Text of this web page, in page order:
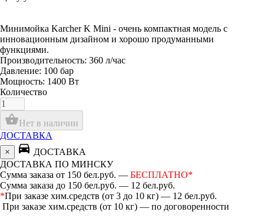
Минимойка Karcher K Mini - очень компактная модель с
инновационным дизайном и хорошо продуманными
функциями.
Производительность: 360 л/час
Давление: 100 бар
Мощность: 1400 Вт
Количество
shopping_basketНет в наличии
ДОСТАВКА
×
directions_car ДОСТАВКА
ДОСТАВКА ПО МИНСКУ
Сумма заказа от 150 бел.руб. — БЕСПЛАТНО*
Сумма заказа до 150 бел.руб. — 12 бел.руб.
*При заказе хим.средств (от 3 до 10 кг) — 12 бел.руб.
При заказе хим.средств (от 10 кг) — по договоренности